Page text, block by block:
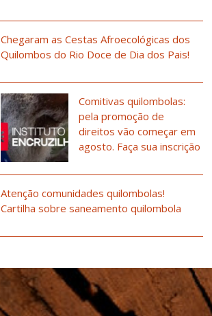
Chegaram as Cestas Afroecológicas dos
Quilombos do Rio Doce de Dia dos Pais!
Comitivas quilombolas:
pela promoção de
direitos vão começar em
agosto. Faça sua inscrição
Atenção comunidades quilombolas!
Cartilha sobre saneamento quilombola